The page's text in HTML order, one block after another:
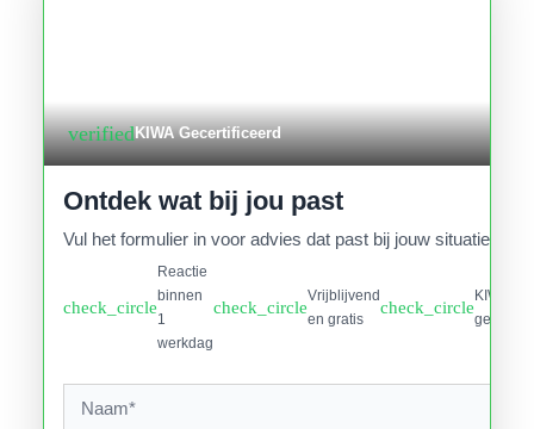
verifiedKIWA Gecertificeerd
Ontdek wat bij jou past
Vul het formulier in voor advies dat past bij jouw situatie.
check_circle
Reactie
binnen
1
werkdag
check_circle
Vrijblijvend
en gratis
check_circle
KIWA